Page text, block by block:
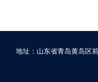
地址：山东省青岛黄岛区